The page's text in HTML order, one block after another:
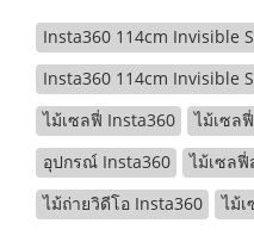
Insta360 114cm Invisible
Insta360 114cm Invisible
ไม้เซลฟี่ Insta360
ไม้เซล
อุปกรณ์ Insta360
ไม้เซลฟี่
ไม้ถ่ายวิดีโอ Insta360
ไม้